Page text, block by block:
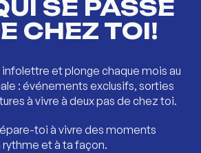
SE PASSE
CHEZ TOI!
et plonge chaque mois au
: événements exclusifs, sorties
à vivre à deux pas de chez toi.
toi à vivre des moments
et à ta façon.